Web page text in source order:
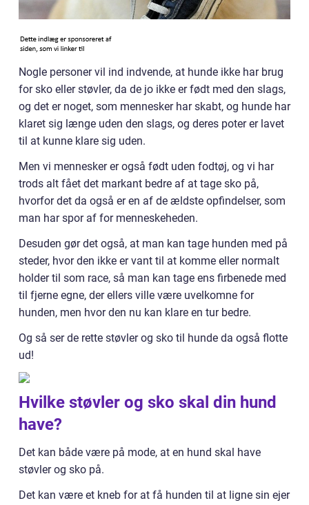
Nogle personer vil ind indvende, at hunde ikke har brug
for sko eller støvler, da de jo ikke er født med den slags,
og det er noget, som mennesker har skabt, og hunde har
klaret sig længe uden den slags, og deres poter er lavet
til at kunne klare sig uden.
Men vi mennesker er også født uden fodtøj, og vi har
trods alt fået det markant bedre af at tage sko på,
hvorfor det da også er en af de ældste opfindelser, som
man har spor af for menneskeheden.
Desuden gør det også, at man kan tage hunden med på
steder, hvor den ikke er vant til at komme eller normalt
holder til som race, så man kan tage ens firbenede med
til fjerne egne, der ellers ville være uvelkomne for
hunden, men hvor den nu kan klare en tur bedre.
Og så ser de rette støvler og sko til hunde da også flotte
ud!
Hvilke støvler og sko skal din hund
have?
Det kan både være på mode, at en hund skal have
støvler og sko på.
Det kan være et kneb for at få hunden til at ligne sin ejer